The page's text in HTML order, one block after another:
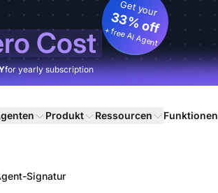
Cost
Get your
33% off
+ free AI Agent
for yearly subscription
Produkt Ressourcen Funktionen
Signatur